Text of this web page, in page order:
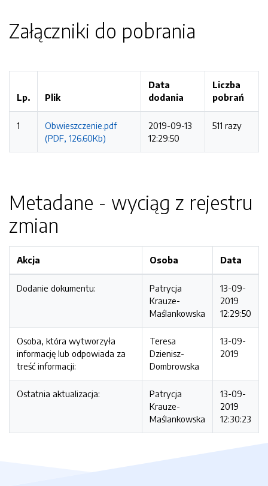
Załączniki do pobrania
Lp. Plik
Data
dodania
Liczba
pobrań
1
Obwieszczenie.pdf
(PDF, 126.60Kb)
2019-09-13
12:29:50
511 razy
Metadane - wyciąg z rejestru
zmian
Akcja Osoba Data
Dodanie dokumentu:
Patrycja
Krauze-
Maślankowska
13-09-
2019
12:29:50
Osoba, która wytworzyła
informację lub odpowiada za
treść informacji:
Teresa
Dzienisz-
Dombrowska
13-09-
2019
Ostatnia aktualizacja:
Patrycja
Krauze-
Maślankowska
13-09-
2019
12:30:23